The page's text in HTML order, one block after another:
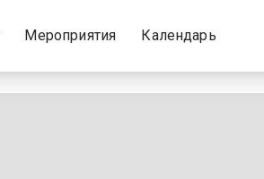
Мероприятия Календарь